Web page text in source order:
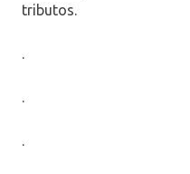
tributos.
.
.
.